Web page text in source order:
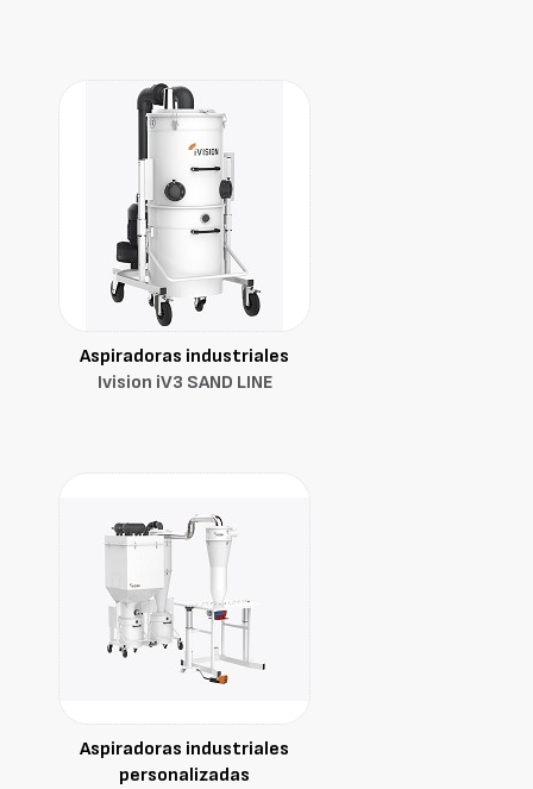
Aspiradoras industriales
Ivision iV3 SAND LINE
Aspiradoras industriales
personalizadas